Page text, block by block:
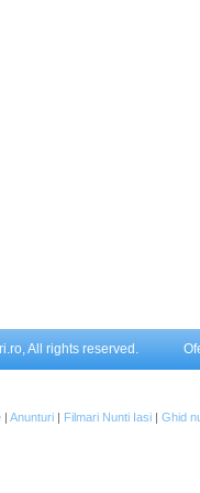
All rights reserved.
| Anunturi | Filmari Nunti Iasi | Ghid